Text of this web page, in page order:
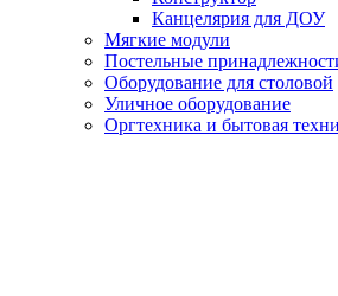
Канцелярия для ДОУ
Мягкие модули
Постельные
Оборудование для столовой
Уличное оборудование
Оргтехника и бытовая